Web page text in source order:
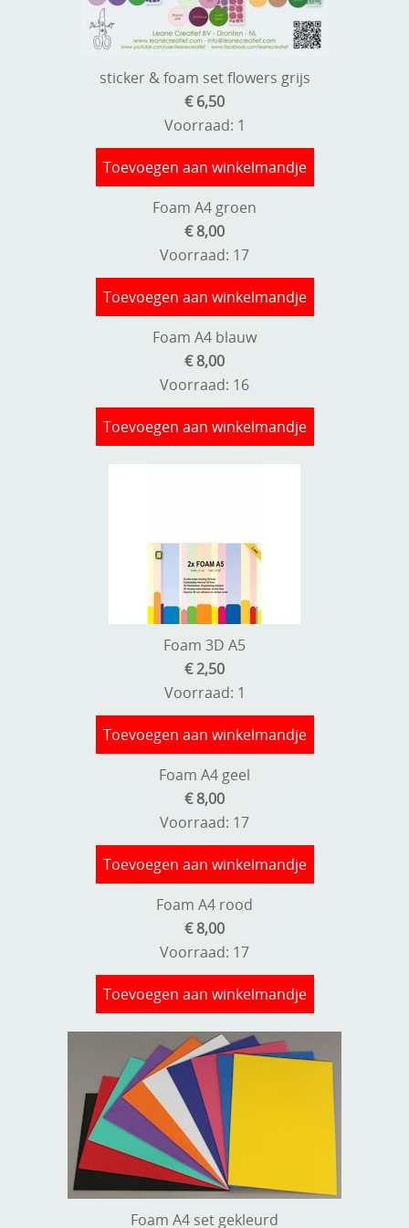
Kneedmateriaal
Netjes opbergen
Snijmaterialen
Stans machine en embossing machines
Stempels en zo
sticker & foam set flowers grijs
€ 6,50
Voorraad: 1
Toevoegen aan winkelmandje
Foam A4 groen
€ 8,00
Voorraad: 17
Toevoegen aan winkelmandje
Foam A4 blauw
€ 8,00
Voorraad: 16
Toevoegen aan winkelmandje
Foam 3D A5
€ 2,50
Voorraad: 1
Toevoegen aan winkelmandje
Foam A4 geel
€ 8,00
Voorraad: 17
Toevoegen aan winkelmandje
Foam A4 rood
€ 8,00
Voorraad: 17
Toevoegen aan winkelmandje
Foam A4 set gekleurd